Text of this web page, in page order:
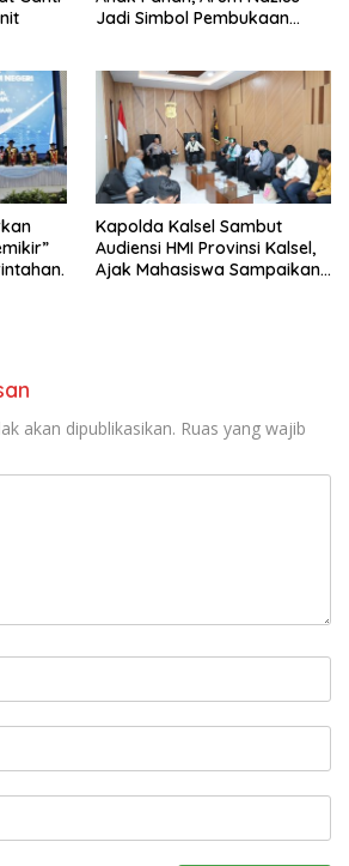
Jadi Simbol Pembukaan
Kapolda Kalsel Sambut
Audiensi HMI Provinsi Kalsel,
Ajak Mahasiswa Sampaikan
akan dipublikasikan. Ruas yang wajib